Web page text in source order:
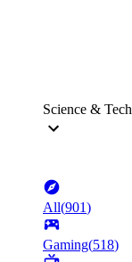
Science & Tech
All(901)
Gaming(518)